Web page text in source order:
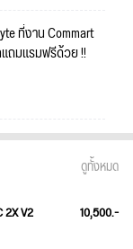
ที่งาน Commart
ถมแรมฟรีด้วย !!
ดูทั้งหมด
2X V2 10,500.-